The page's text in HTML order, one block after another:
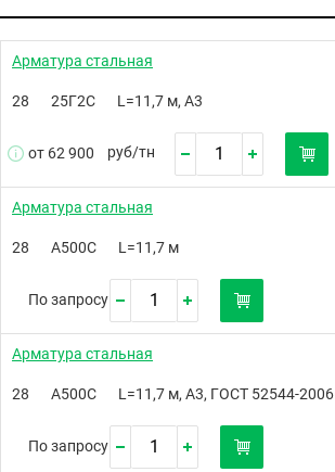
Арматура стальная
28 25Г2С L=11,7 м, А3
от 62 900 руб/тн
Арматура стальная
28 А500C L=11,7 м
По запросу
Арматура стальная
28 А500С L=11,7 м, А3, ГОСТ 52544-2006
По запросу